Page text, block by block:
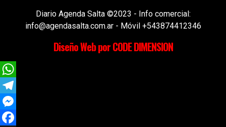
Diario Agenda Salta ©2023 - Info comercial:
info@agendasalta.com.ar - Móvil +543874412346
Diseño Web por CODE DIMENSION
WhatsApp
Telegram
Messenger